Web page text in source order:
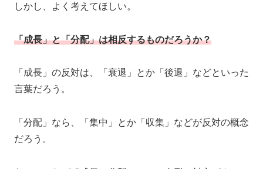
しかし、よく考えてほしい。
「成長」と「分配」は相反するものだろうか？
「成長」の反対は、「衰退」とか「後退」などといった
言葉だろう。
「分配」なら、「集中」とか「収集」などが反対の概念
だろう。